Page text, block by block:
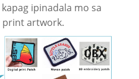
ipinadala mo sa
print artwork.